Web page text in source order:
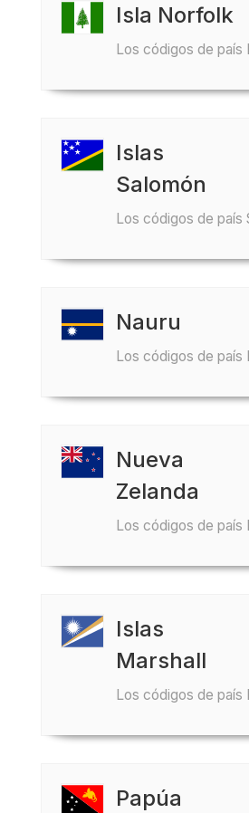
Isla Norfolk
Los códigos de país
Islas
Salomón
Los códigos de país
Nauru
Los códigos de país
Nueva
Zelanda
Los códigos de país
Islas
Marshall
Los códigos de país
Papúa